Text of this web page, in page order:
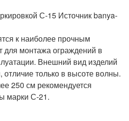
С-15 Источник banya-
к наиболее прочным
для монтажа ограждений в
Внешний вид изделий
отличие только в высоте волны.
250 см рекомендуется
марки С-21.